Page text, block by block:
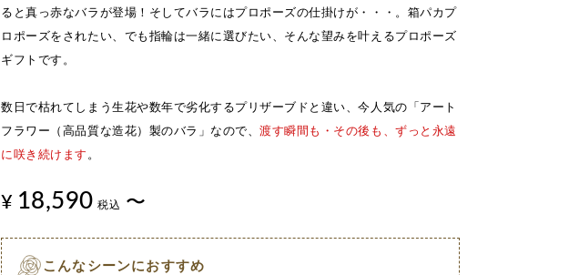
ると真っ赤なバラが登場！そしてバラにはプロポーズの仕掛けが・・・。箱パカプ
ロポーズをされたい、でも指輪は一緒に選びたい、そんな望みを叶えるプロポーズ
ギフトです。
数日で枯れてしまう生花や数年で劣化するプリザーブドと違い、今人気の「アート
フラワー（高品質な造花）製のバラ」なので、渡す瞬間も・その後も、ずっと永遠
に咲き続けます 。
¥ 18,590 税込 〜
こんなシーンにおすすめ